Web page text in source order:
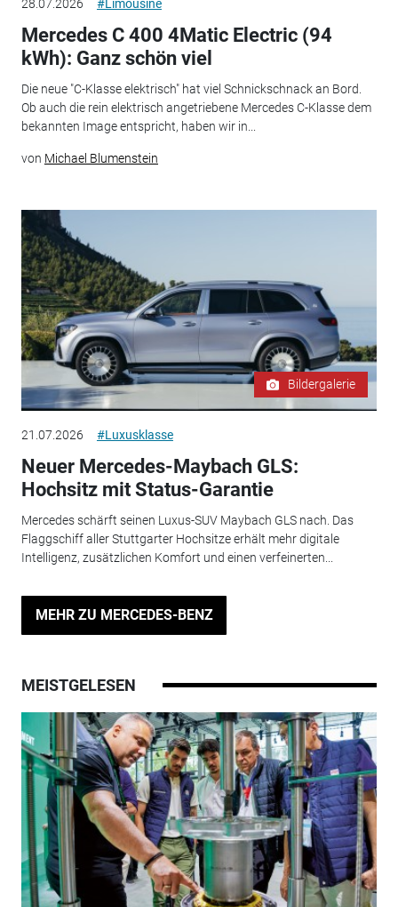
28.07.2026 #Limousine
Mercedes C 400 4Matic Electric (94
kWh): Ganz schön viel
Die neue "C-Klasse elektrisch" hat viel Schnickschnack an Bord.
Ob auch die rein elektrisch angetriebene Mercedes C-Klasse dem
bekannten Image entspricht, haben wir in...
von Michael Blumenstein
Bildergalerie
21.07.2026 #Luxusklasse
Neuer Mercedes-Maybach GLS:
Hochsitz mit Status-Garantie
Mercedes schärft seinen Luxus-SUV Maybach GLS nach. Das
Flaggschiff aller Stuttgarter Hochsitze erhält mehr digitale
Intelligenz, zusätzlichen Komfort und einen verfeinerten...
MEHR ZU MERCEDES-BENZ
MEISTGELESEN